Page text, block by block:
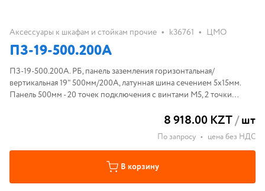
Аксессуары к шкафам и стойкам прочие • k36761 • ЦМО
ПЗ-19-500.200А
ПЗ-19-500.200А. РБ, панель заземления горизонтальная/
вертикальная 19" 500мм/200А, латунная шина сечением 5х15мм.
Панель 500мм - 20 точек подключения с винтами М5, 2 точки
8 918.00 KZT/шт
По запросу • цена без НДС
В корзину